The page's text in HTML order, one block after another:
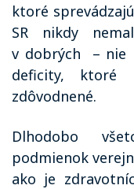
ktoré
SR nikdy
v dobrých
– nie
deficity, ktoré
zdôvodnené.
Dlhodobo
podmienok
ako je